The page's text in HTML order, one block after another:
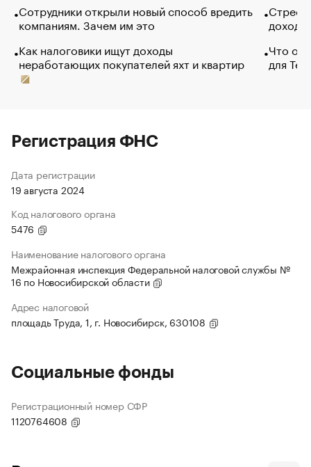
Сотрудники открыли новый способ вредить
компаниям. Зачем им это
Как налоговики ищут доходы
неработающих покупателей яхт и квартир
Что
для
Регистрация ФНС
Дата регистрации
19 августа 2024
Код налогового органа
5476
Наименование налогового органа
Межрайонная инспекция Федеральной налоговой службы №
16 по Новосибирской области
Адрес налоговой
площадь Труда, 1, г. Новосибирск, 630108
Социальные фонды
Регистрационный номер СФР
1120764608